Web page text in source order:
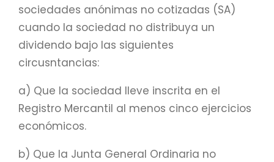
sociedades anónimas no cotizadas (SA)
cuando la sociedad no distribuya un
dividendo bajo las siguientes
circusntancias:
a) Que la sociedad lleve inscrita en el
Registro Mercantil al menos cinco ejercicios
económicos.
b) Que la Junta General Ordinaria no